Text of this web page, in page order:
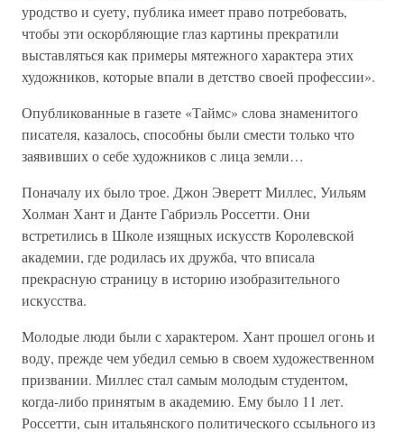
уродство и суету, публика имеет право потребовать,
чтобы эти оскорбляющие глаз картины прекратили
выставляться как примеры мятежного характера этих
художников, которые впали в детство своей профессии».
Опубликованные в газете «Таймс» слова знаменитого
писателя, казалось, способны были смести только что
заявивших о себе художников с лица земли…
Поначалу их было трое. Джон Эверетт Миллес, Уильям
Холман Хант и Данте Габриэль Россетти. Они
встретились в Школе изящных искусств Королевской
академии, где родилась их дружба, что вписала
прекрасную страницу в историю изобразительного
искусства.
Молодые люди были с характером. Хант прошел огонь и
воду, прежде чем убедил семью в своем художественном
призвании. Миллес стал самым молодым студентом,
когда-либо принятым в академию. Ему было 11 лет.
Россетти, сын итальянского политического ссыльного из